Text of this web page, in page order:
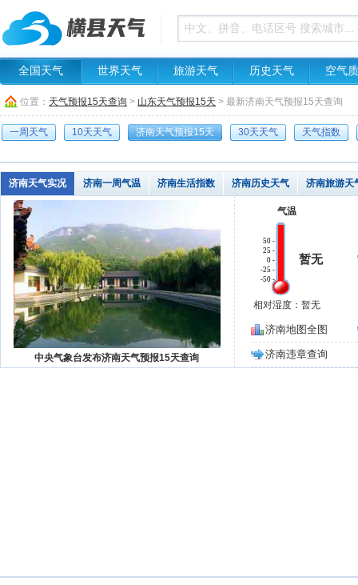
全国天气 世界天气 旅游天气 历史天气 空气
位置： 天气预报15天查询 > 山东天气预报15天 > 最新济南天气预报15天查询
一周天气 10天天气 济南天气预报15天 30天天气 天气指数
济南天气实况 济南一周气温 济南生活指数 济南历史天气 济南旅游天
气温
50 -
25 -
0 -
-25 -
-50 -
暂无
相对湿度：暂无
济南地图全图
济南违章查询
中央气象台发布济南天气预报15天查询